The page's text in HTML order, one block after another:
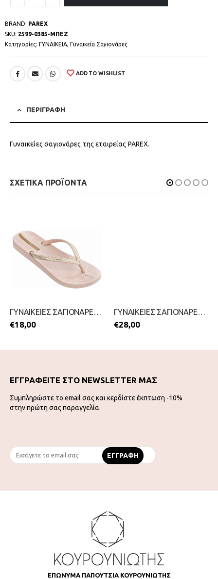
BRAND: PAREX
SKU: 2599-0385-ΜΠΕΖ
Κατηγορίες: ΓΥΝΑΙΚΕΙΑ, Γυναικεία Σαγιονάρες
ADD TO WISHLIST
ΠΕΡΙΓΡΑΦΗ
Γυναικείες σαγιονάρες της εταιρείας PAREX.
ΣΧΕΤΙΚΑ ΠΡΟΪΟΝΤΑ
ΓΥΝΑΙΚΕΙΕΣ ΣΑΓΙΟΝΑΡΕΣ ΜΕ ΔΑΧΤΥΛΟ-IPANEMA-2199-0441-ΧΡΥΣΟ
€18,00
ΓΥΝΑΙΚΕΙΕΣ ΣΑΓΙΟΝΑΡΕΣ-HAVAIANAS-2199-0260-ΜΑΥΡΟ
€28,00
ΕΓΓΡΑΦΕΙΤΕ ΣΤΟ NEWSLETTER ΜΑΣ
Συμπληρώστε το email σας και κερδίστε έκπτωση -10%
στην πρώτη σας παραγγελία.
ΕΠΩΝΥΜΑ ΠΑΠΟΥΤΣΙΑ ΚΟΥΡΟΥΝΙΩΤΗΣ